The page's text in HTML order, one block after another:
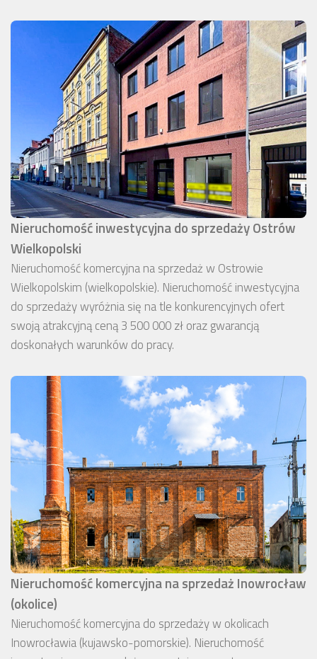
Nieruchomość inwestycyjna do sprzedaży Ostrów
Wielkopolski
Nieruchomość komercyjna na sprzedaż w Ostrowie
Wielkopolskim (wielkopolskie). Nieruchomość inwestycyjna
do sprzedaży wyróżnia się na tle konkurencyjnych ofert
swoją atrakcyjną ceną 3 500 000 zł oraz gwarancją
doskonałych warunków do pracy.
Nieruchomość komercyjna na sprzedaż Inowrocław
(okolice)
Nieruchomość komercyjna do sprzedaży w okolicach
Inowrocławia (kujawsko-pomorskie). Nieruchomość